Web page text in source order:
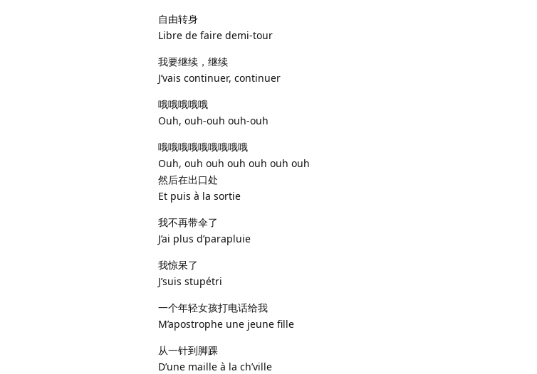
自由转身
Libre de faire demi-tour
我要继续，继续
J’vais continuer, continuer
哦哦哦哦哦
Ouh, ouh-ouh ouh-ouh
哦哦哦哦哦哦哦哦哦
Ouh, ouh ouh ouh ouh ouh ouh
然后在出口处
Et puis à la sortie
我不再带伞了
J’ai plus d’parapluie
我惊呆了
J’suis stupétri
一个年轻女孩打电话给我
M’apostrophe une jeune fille
从一针到脚踝
D’une maille à la ch’ville